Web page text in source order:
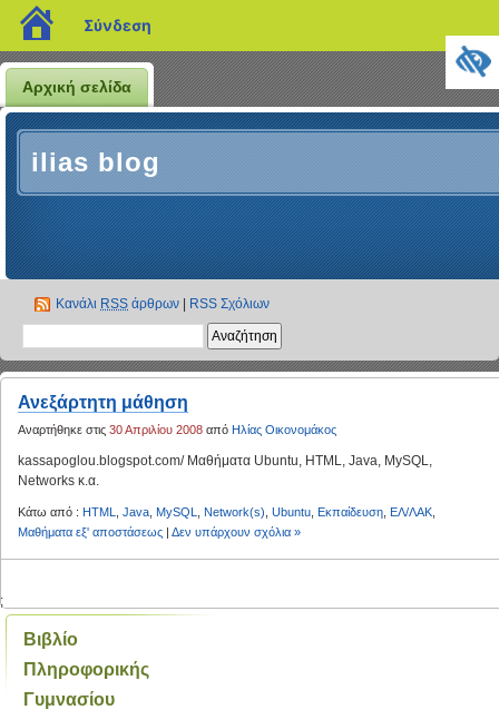
blogs.sch.gr
Σύνδεση
Αρχική σελίδα
ilias blog
Κανάλι RSS άρθρων RSS Σχόλιων
Ανεξάρτητη μάθηση
Αναρτήθηκε στις 30 Απριλίου 2008 από Ηλίας Οικονομάκος
kassapoglou.blogspot.com/ Μαθήματα Ubuntu, HTML, Java, MySQL,
Networks κ.α.
Κάτω από : HTML Java MySQL Network(s) Ubuntu Εκπαίδευση ΕΛ/ΛΑΚ
Μαθήματα εξ' αποστάσεως | Δεν υπάρχουν σχόλια »
;
Βιβλίο
Πληροφορικής
Γυμνασίου